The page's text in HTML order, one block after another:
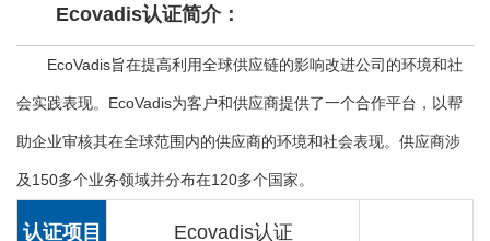
Ecovadis认证简介：
EcoVadis旨在提高利用全球供应链的影响改进公司的环境和社
会实践表现。EcoVadis为客户和供应商提供了一个合作平台，以帮
助企业审核其在全球范围内的供应商的环境和社会表现。供应商涉
及150多个业务领域并分布在120多个国家。
认证项目 Ecovadis认证